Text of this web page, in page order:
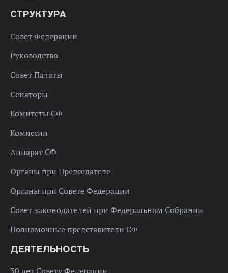
СТРУКТУРА
Совет Федерации
Руководство
Совет Палаты
Сенаторы
Комитеты СФ
Комиссии
Аппарат СФ
Органы при Председателе
Органы при Совете Федерации
Совет законодателей при Федеральном Собрании
Полномочные представители СФ
ДЕЯТЕЛЬНОСТЬ
30 лет Совету Федерации